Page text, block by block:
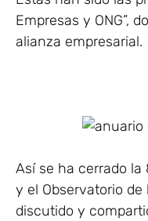
Empresas y ONG”,
alianza empresarial.
Así se ha cerrado la
y el Observatorio
discutido y